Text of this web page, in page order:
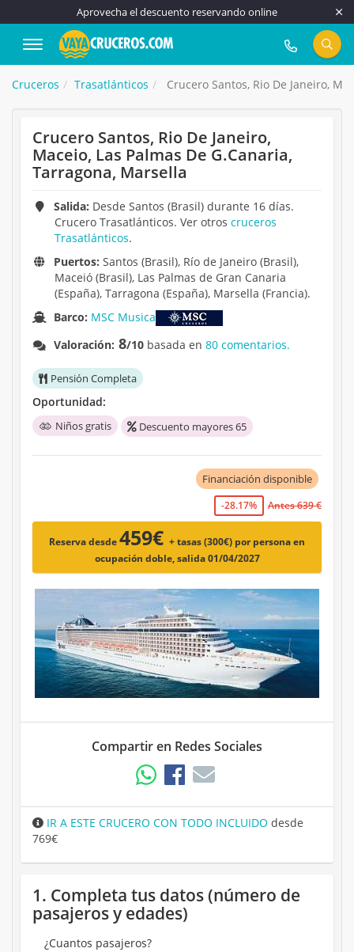
Aprovecha el descuento reservando online
917 815 555
Cruceros Trasatlánticos Crucero Santos, Rio De Janeiro,
Crucero Santos, Rio De Janeiro,
Maceio, Las Palmas De G.Canaria,
Tarragona, Marsella
Salida: Desde Santos (Brasil) durante 16 días.
Crucero Trasatlánticos. Ver otros cruceros
Trasatlánticos.
Puertos: Santos (Brasil), Río de Janeiro (Brasil),
Maceió (Brasil), Las Palmas de Gran Canaria
(España), Tarragona (España), Marsella (Francia).
Barco: MSC Musica
Valoración: 8/10 basada en80 comentarios.
Pensión Completa
Oportunidad:
Niños gratis Descuento mayores 65
Financiación disponible
-28.17% Antes 639 €
Reserva desde459€ + tasas (300€) por persona en
ocupación doble, salida 01/04/2027
Compartir en Redes Sociales
IR A ESTE CRUCERO CON TODO INCLUIDO desde
769€
1. Completa tus datos (número de
pasajeros y edades)
¿Cuantos pasajeros?